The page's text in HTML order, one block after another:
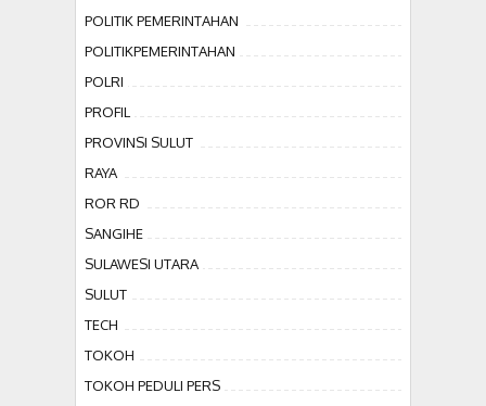
POLITIK PEMERINTAHAN
POLITIKPEMERINTAHAN
POLRI
PROFIL
PROVINSI SULUT
RAYA
ROR RD
SANGIHE
SULAWESI UTARA
SULUT
TECH
TOKOH
TOKOH PEDULI PERS